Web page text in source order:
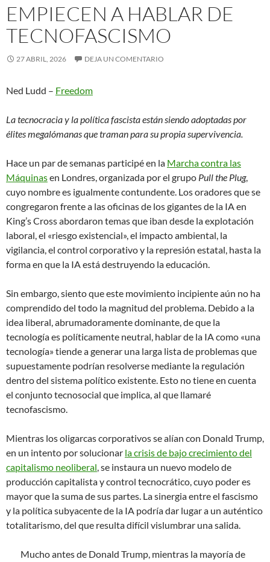
EMPIECEN A HABLAR DE
TECNOFASCISMO
27 ABRIL, 2026 DEJA UN COMENTARIO
Ned Ludd – Freedom
La tecnocracia y la política fascista están siendo adoptadas por
élites megalómanas que traman para su propia supervivencia.
Hace un par de semanas participé en la Marcha contra las
Máquinasen Londres, organizada por el grupo Pull the Plug,
cuyo nombre es igualmente contundente. Los oradores que se
congregaron frente a las oficinas de los gigantes de la IA en
King’s Cross abordaron temas que iban desde la explotación
laboral, el «riesgo existencial», el impacto ambiental, la
vigilancia, el control corporativo y la represión estatal, hasta la
forma en que la IA está destruyendo la educación.
Sin embargo, siento que este movimiento incipiente aún no ha
comprendido del todo la magnitud del problema. Debido a la
idea liberal, abrumadoramente dominante, de que la
tecnología es políticamente neutral, hablar de la IA como «una
tecnología» tiende a generar una larga lista de problemas que
supuestamente podrían resolverse mediante la regulación
dentro del sistema político existente. Esto no tiene en cuenta
el conjunto tecnosocial que implica, al que llamaré
tecnofascismo.
Mientras los oligarcas corporativos se alían con Donald Trump,
en un intento por solucionar la crisis de bajo crecimiento del
capitalismo neoliberal, se instaura un nuevo modelo de
producción capitalista y control tecnocrático, cuyo poder es
mayor que la suma de sus partes. La sinergia entre el fascismo
y la política subyacente de la IA podría dar lugar a un auténtico
totalitarismo, del que resulta difícil vislumbrar una salida.
Mucho antes de Donald Trump, mientras la mayoría de